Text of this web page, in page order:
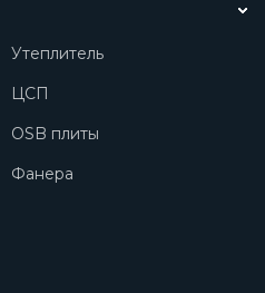
Утеплитель
ЦСП
OSB плиты
Фанера